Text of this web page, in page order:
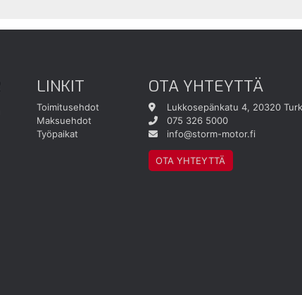
LINKIT
Toimitusehdot
Maksuehdot
Työpaikat
OTA YHTEYTTÄ
Lukkosepänkatu 4, 20320
075 326 5000
info@storm-motor.fi
OTA YHTEYTTÄ